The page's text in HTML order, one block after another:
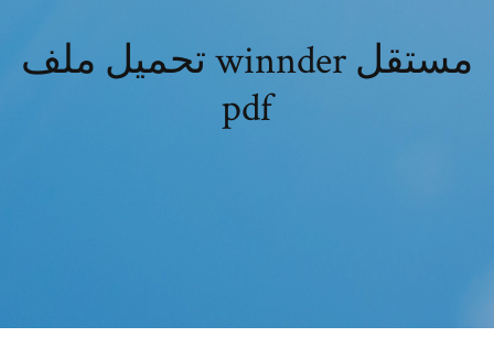
تحميل ملف winnder مستقل
pdf